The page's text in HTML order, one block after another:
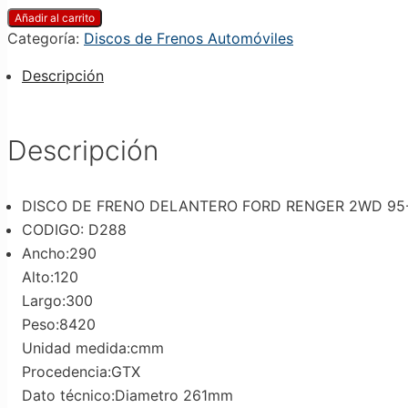
Añadir al carrito
Categoría: Discos de Frenos Automóviles
Descripción
Descripción
DISCO DE FRENO DELANTERO FORD RENGER 2WD
CODIGO: D288
Ancho:290
Alto:120
Largo:300
Peso:8420
Unidad medida:cmm
Procedencia:GTX
Dato técnico:Diametro 261mm